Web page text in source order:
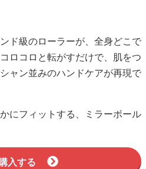
ド級のローラーが、全身どこで
ロコロと転がすだけで、肌をつ
ャン並みのハンドケアが再現で
にフィットする、ミラーボール
入する